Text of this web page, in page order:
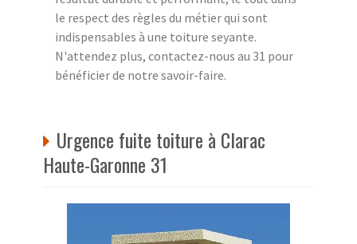
le respect des règles du métier qui sont
indispensables à une toiture seyante.
N'attendez plus, contactez-nous au 31 pour
bénéficier de notre savoir-faire.
Urgence fuite toiture à Clarac
Haute-Garonne 31